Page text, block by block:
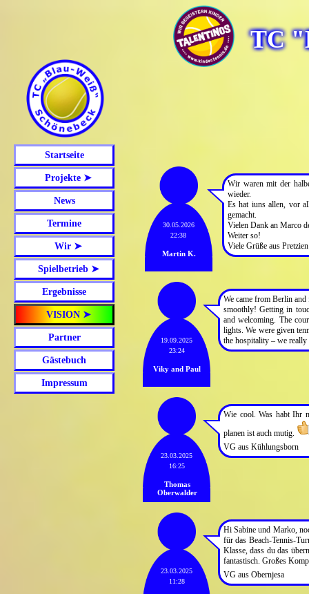
TC
Startseite
Projekte ➤
News
Termine
Wir ➤
Spielbetrieb ➤
Ergebnisse
VISION ➤
Partner
Gästebuch
Impressum
30.05.2026
22:38
Martin K.
Wir waren mit der
wieder.
Es hat iuns allen, vor
gemacht.
Vielen Dank an Marco
Weiter so!
Viele Grüße aus Pretzien
19.09.2025
23:24
Viky and Paul
We came from Berlin
smoothly! Getting in
and welcoming. The
lights. We were given
the hospitality – we really
23.03.2025
16:25
Thomas
Oberwalder
Wie cool. Was habt Ihr
planen ist auch mutig.
VG aus Kühlungsborn
23.03.2025
11:28
Hi Sabine und Marko,
für das Beach-Tennis-
Klasse, dass du das
fantastisch. Großes
VG aus Obernjesa
+++ Marko und Katrin